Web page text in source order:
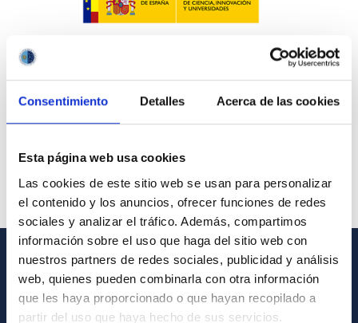
Consentimiento Detalles Acerca de las cookies
Esta página web usa cookies
Las cookies de este sitio web se usan para personalizar
el contenido y los anuncios, ofrecer funciones de redes
sociales y analizar el tráfico. Además, compartimos
información sobre el uso que haga del sitio web con
nuestros partners de redes sociales, publicidad y análisis
web, quienes pueden combinarla con otra información
que les haya proporcionado o que hayan recopilado a
partir del uso que haya hecho de sus servicios.
INFORMACIÓN GENERAL
Contacto